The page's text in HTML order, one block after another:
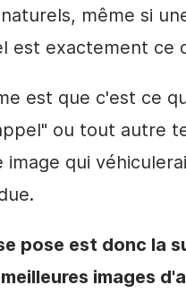
même si
est exactement ce
est que c'est ce
ou tout autre
image qui
pose est donc la
images